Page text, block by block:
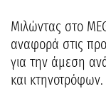
Μιλώντας στο
αναφορά στις
για την άμεση
και κτηνοτρόφων.